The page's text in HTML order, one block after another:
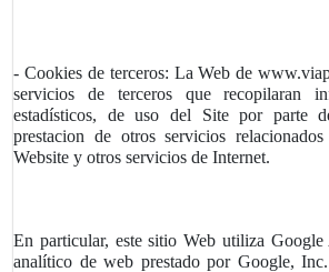
- Cookies de terceros: La Web de
servicios de terceros que recopilaran
estadísticos, de uso del Site por parte
prestacion de otros servicios
Website y otros servicios de Internet.
En particular, este sitio Web utiliza Google
analítico de web prestado por Google, Inc